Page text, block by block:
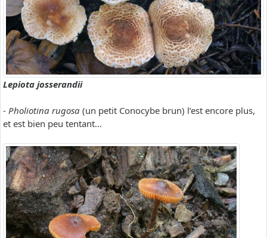
Lepiota josserandii
- Pholiotina rugosa (un petit Conocybe brun) l’est encore plus,
et est bien peu tentant...